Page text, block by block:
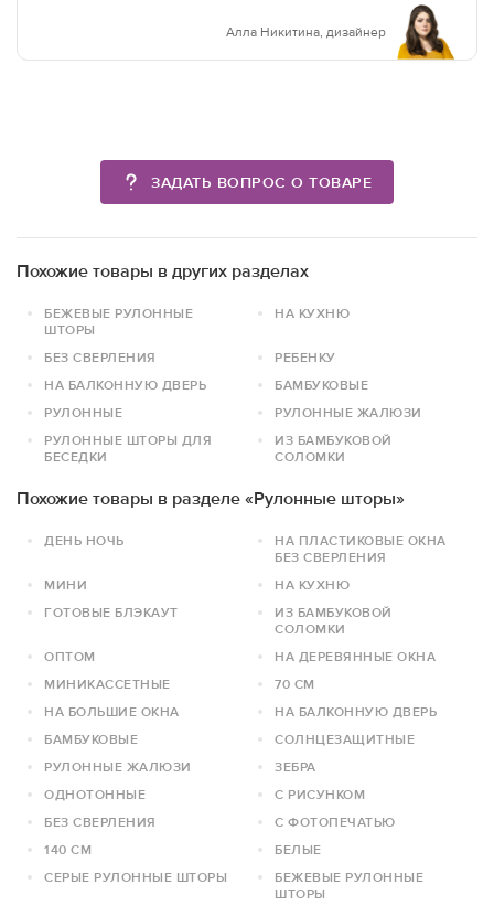
Алла Никитина, дизайнер
ЗАДАТЬ ВОПРОС О ТОВАРЕ
Похожие товары в других разделах
БЕЖЕВЫЕ РУЛОННЫЕ
ШТОРЫ
НА КУХНЮ
БЕЗ СВЕРЛЕНИЯ
РЕБЕНКУ
НА БАЛКОННУЮ ДВЕРЬ
БАМБУКОВЫЕ
РУЛОННЫЕ
РУЛОННЫЕ ЖАЛЮЗИ
РУЛОННЫЕ ШТОРЫ ДЛЯ
БЕСЕДКИ
ИЗ БАМБУКОВОЙ
СОЛОМКИ
Похожие товары в разделе «Рулонные шторы»
ДЕНЬ НОЧЬ
НА ПЛАСТИКОВЫЕ ОКНА
БЕЗ СВЕРЛЕНИЯ
МИНИ
НА КУХНЮ
ГОТОВЫЕ БЛЭКАУТ
ИЗ БАМБУКОВОЙ
СОЛОМКИ
ОПТОМ
НА ДЕРЕВЯННЫЕ ОКНА
МИНИКАССЕТНЫЕ
70 СМ
НА БОЛЬШИЕ ОКНА
НА БАЛКОННУЮ ДВЕРЬ
БАМБУКОВЫЕ
СОЛНЦЕЗАЩИТНЫЕ
РУЛОННЫЕ ЖАЛЮЗИ
ЗЕБРА
ОДНОТОННЫЕ
С РИСУНКОМ
БЕЗ СВЕРЛЕНИЯ
С ФОТОПЕЧАТЬЮ
140 СМ
БЕЛЫЕ
СЕРЫЕ РУЛОННЫЕ ШТОРЫ
БЕЖЕВЫЕ РУЛОННЫЕ
ШТОРЫ